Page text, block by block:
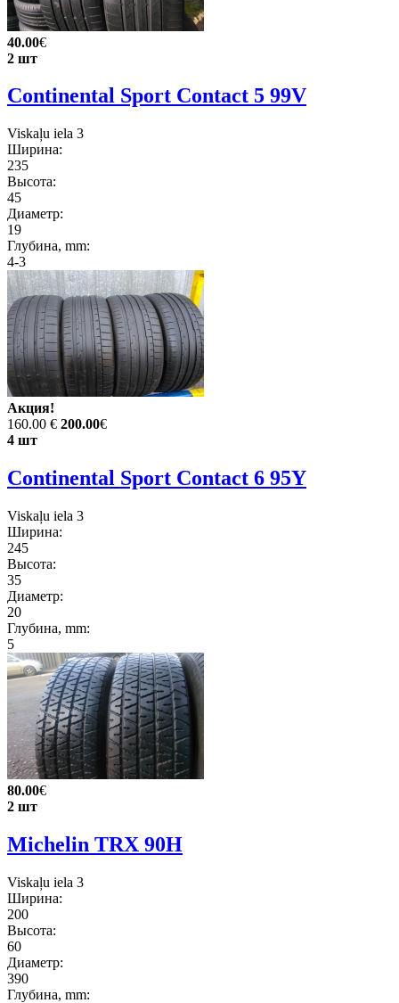
40.00€
2 шт
Continental Sport Contact 5 99V
Viskaļu iela 3
Ширина:
235
Высота:
45
Диаметр:
19
Глубина, mm:
4-3
Акция!
160.00 € 200.00€
4 шт
Continental Sport Contact 6 95Y
Viskaļu iela 3
Ширина:
245
Высота:
35
Диаметр:
20
Глубина, mm:
5
80.00€
2 шт
Michelin TRX 90H
Viskaļu iela 3
Ширина:
200
Высота:
60
Диаметр:
390
Глубина, mm: